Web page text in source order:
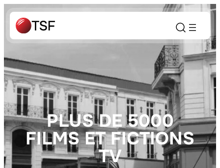
PLUS DE 5000
FILMS ET FICTIONS
TV